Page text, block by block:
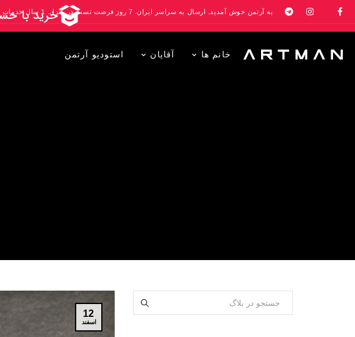
به آرتمن خوش آمدید. ارسال به سراسر ایران. 7 روز فرصت تست در منزل. 1 سال خدمات پس از فروش.
خانم ها آقایان استودیو آرتمن
12
اسفند